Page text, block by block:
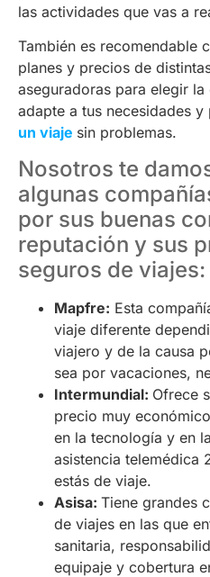
las actividades que vas a
También es recomendable
planes y precios de
aseguradoras para elegir
adapte a tus necesidades
un viaje sin problemas.
Nosotros te
algunas
por sus buenas
reputación y sus
seguros de viajes:
Mapfre: Esta
viaje diferente
viajero y de la causa
sea por vacaciones,
Intermundial: Ofrece
precio muy
en la tecnología y en
asistencia telemédica
estás de viaje.
Asisa: Tiene grandes
de viajes en las que
sanitaria,
equipaje y cobertura